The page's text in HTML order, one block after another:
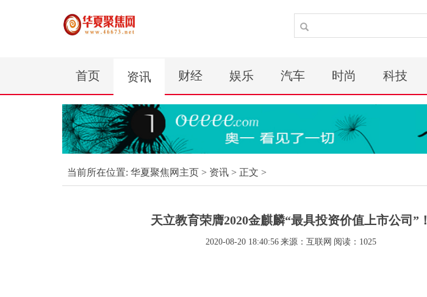
首页 资讯 财经 娱乐 汽车 时尚 科技
当前所在位置: 华夏聚焦网主页 > 资讯 > 正文 >
天立教育荣膺2020金麒麟“最具投资价值上市公司”！
2020-08-20 18:40:56 来源：互联网 阅读：1025